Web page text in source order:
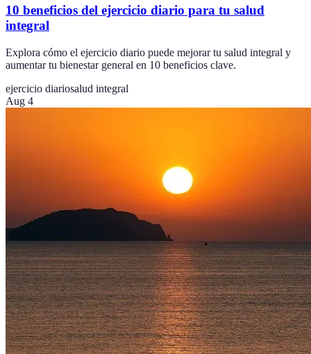
10 beneficios del ejercicio diario para tu salud
integral
Explora cómo el ejercicio diario puede mejorar tu salud integral y
aumentar tu bienestar general en 10 beneficios clave.
ejercicio diariosalud integral
Aug 4